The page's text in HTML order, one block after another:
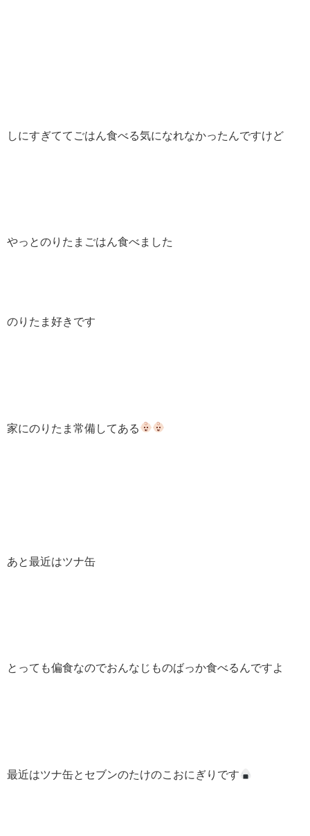
しにすぎててごはん食べる気になれなかったんですけど
やっとのりたまごはん食べました
のりたま好きです
家にのりたま常備してある
あと最近はツナ缶
とっても偏食なのでおんなじものばっか食べるんですよ
最近はツナ缶とセブンのたけのこおにぎりです